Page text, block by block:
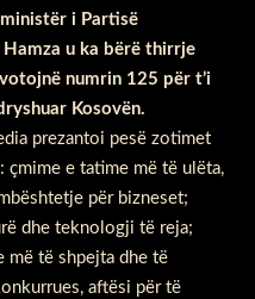
i Partisë
u ka bërë thirrje
numrin 125 për t’i
Kosovën.
prezantoi pesë zotimet
çmime e tatime më të ulëta,
për bizneset;
dhe teknologji të reja;
më të shpejta dhe të
aftësi për të